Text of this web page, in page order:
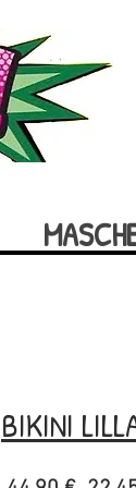
BIKINI